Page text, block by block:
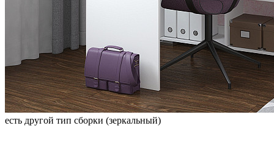
есть другой тип сборки (зеркальный)